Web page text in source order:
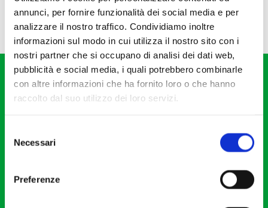
annunci, per fornire funzionalità dei social media e per
analizzare il nostro traffico. Condividiamo inoltre
informazioni sul modo in cui utilizza il nostro sito con i
nostri partner che si occupano di analisi dei dati web,
pubblicità e social media, i quali potrebbero combinarle
con altre informazioni che ha fornito loro o che hanno
raccolto dal suo utilizzo dei loro servizi.
delNecessari
Preferenze
Fondazione I Pomeriggi Musicali
Partita Iva 04410060158